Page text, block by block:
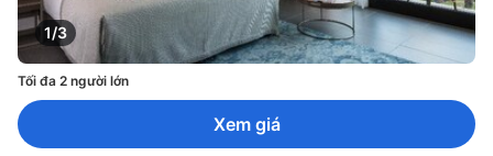
1/3
Tối đa 2 người lớn
Xem giá